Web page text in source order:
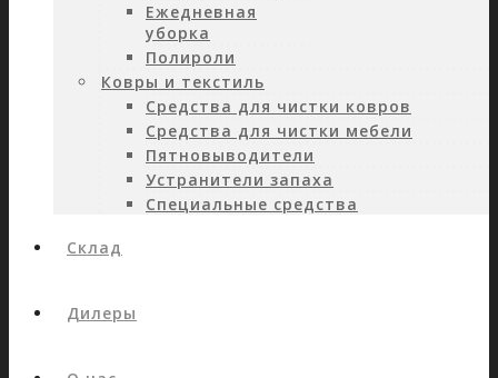
Ежедневная
уборка
Полироли
Ковры и текстиль
Средства для чистки ковров
Средства для чистки мебели
Пятновыводители
Устранители запаха
Специальные средства
Склад
Дилеры